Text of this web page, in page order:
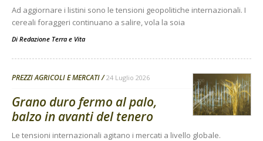
Ad aggiornare i listini sono le tensioni geopolitiche internazionali. I
cereali foraggeri continuano a salire, vola la soia
Di Redazione Terra e Vita
PREZZI AGRICOLI E MERCATI 24 Luglio 2026
Grano duro fermo al palo,
balzo in avanti del tenero
Le tensioni internazionali agitano i mercati a livello globale.